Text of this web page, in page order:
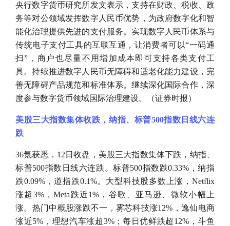
央行数字货币研究所发文表示，支持在财政、税收、政
务等对公领域发挥数字人民币优势，为政府数字化和智
能化治理提供先进的支付服务。实现数字人民币体系与
传统电子支付工具的互联互通，让消费者可以“一码通
扫”，商户也尽量不用增加成本即可支持各类支付工
具。持续推进数字人民币无障碍和适老化能力建设，完
善无障碍产品规范和标准体系。继续深化国际合作，深
度参与数字货币领域国际治理建设。（证券时报）
美股三大指数集体收跌，纳指、标普500指数日线六连
跌
36氪获悉，12日收盘，美股三大指数集体下跌，纳指、
标普500指数日线六连跌。标普500指数跌0.33%，纳指
跌0.09%，道指跌0.1%。大型科技股多数上涨，Netflix
涨超3%，Meta跌近1%，谷歌、亚马逊、微软小幅上
涨。热门中概股涨跌不一，雾芯科技涨12%，逸仙电商
涨近5%，理想汽车涨超3%；每日优鲜跌超12%，斗鱼